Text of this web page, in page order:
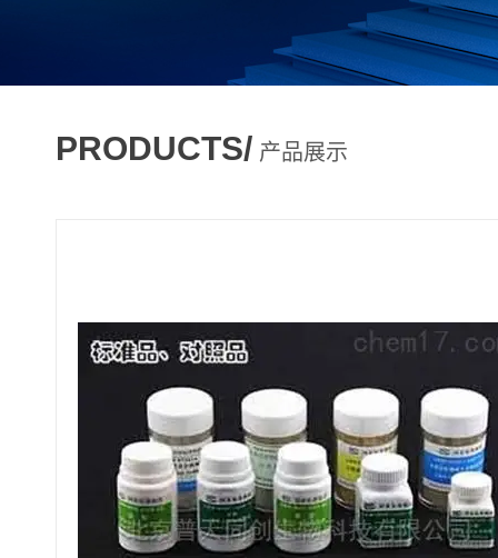
PRODUCTS/ 产品展示